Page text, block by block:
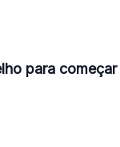
para começar